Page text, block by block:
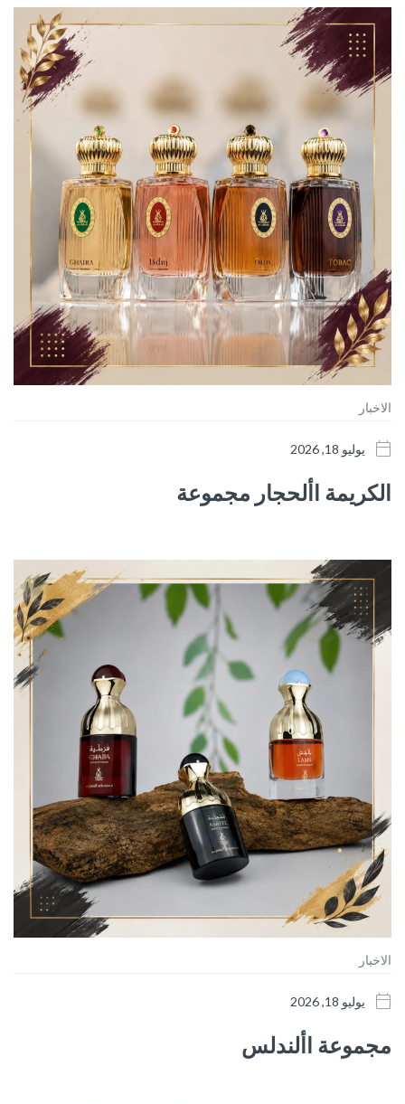
الاخبار
يوليو 18, 2026
الكريمة األحجار مجموعة
الاخبار
يوليو 18, 2026
مجموعة األندلس